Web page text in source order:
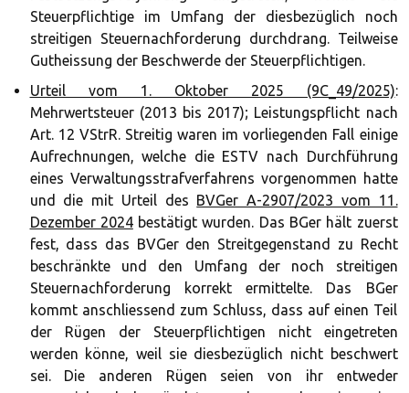
Steuerpflichtige im Umfang der diesbezüglich noch
streitigen Steuernachforderung durchdrang. Teilweise
Gutheissung der Beschwerde der Steuerpflichtigen.
Urteil vom 1. Oktober 2025 (9C_49/2025):
Mehrwertsteuer (2013 bis 2017); Leistungspflicht nach
Art. 12 VStrR. Streitig waren im vorliegenden Fall einige
Aufrechnungen, welche die ESTV nach Durchführung
eines Verwaltungsstrafverfahrens vorgenommen hatte
und die mit Urteil des BVGer A-2907/2023 vom 11.
Dezember 2024bestätigt wurden. Das BGer hält zuerst
fest, dass das BVGer den Streitgegenstand zu Recht
beschränkte und den Umfang der noch streitigen
Steuernachforderung korrekt ermittelte. Das BGer
kommt anschliessend zum Schluss, dass auf einen Teil
der Rügen der Steuerpflichtigen nicht eingetreten
werden könne, weil sie diesbezüglich nicht beschwert
sei. Die anderen Rügen seien von ihr entweder